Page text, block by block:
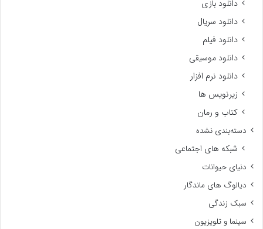
دانلود بازی
دانلود سریال
دانلود فیلم
دانلود موسیقی
دانلود نرم افزار
زیرنویس ها
کتاب و رمان
دسته‌بندی نشده
شبکه های اجتماعی
دنیای حیوانات
دیالوگ های ماندگار
سبک زندگی
سینما و تلویزیون